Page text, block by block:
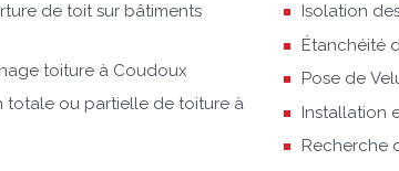
de toit sur bâtiments
toiture à Coudoux
totale ou partielle de toiture à
Isolation
Étanchéité
Pose de
Installation
Recherche